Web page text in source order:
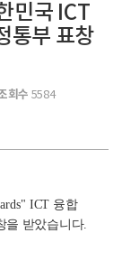
민국 ICT
부 표창
회수 5584
ICT 융합
을 받았습니다.